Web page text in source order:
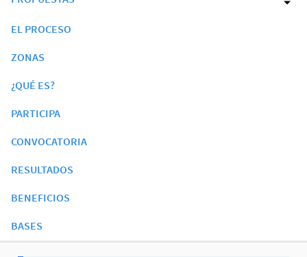
EL PROCESO
ZONAS
¿QUÉ ES?
PARTICIPA
CONVOCATORIA
RESULTADOS
BENEFICIOS
BASES